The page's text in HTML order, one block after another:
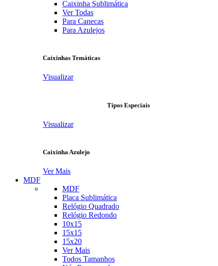
Caixinha Sublimática
Ver Todas
Para Canecas
Para Azulejos
Caixinhas Temáticas
Visualizar
Tipos Especiais
Visualizar
Caixinha Azulejo
Ver Mais
MDF
MDF
Placa Sublimática
Relógio Quadrado
Relógio Redondo
10x15
15x15
15x20
Ver Mais
Todos Tamanhos